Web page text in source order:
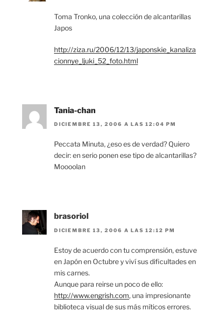
Toma Tronko, una colección de alcantarillas
Japos
http://ziza.ru/2006/12/13/japonskie_kanaliza
cionnye_ljuki_52_foto.html
Tania-chan
DICIEMBRE 13, 2006 A LAS 12:04 PM
Peccata Minuta, ¿eso es de verdad? Quiero
decir: en serio ponen ese tipo de alcantarillas?
Moooolan
brasoriol
DICIEMBRE 13, 2006 A LAS 12:12 PM
Estoy de acuerdo con tu comprensión, estuve
en Japón en Octubre y viví sus dificultades en
mis carnes.
Aunque para reirse un poco de ello:
http://www.engrish.com, una impresionante
biblioteca visual de sus más míticos errores.